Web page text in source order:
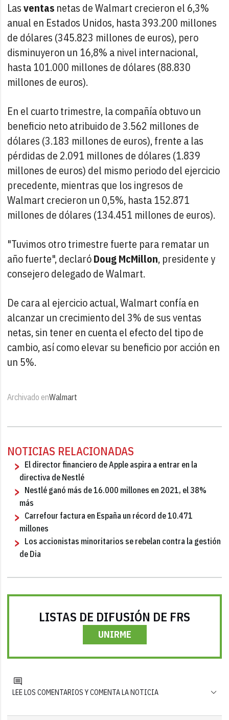
Lasventas netas de Walmart crecieron el 6,3%
anual en Estados Unidos, hasta 393.200 millones
de dólares (345.823 millones de euros), pero
disminuyeron un 16,8% a nivel internacional,
hasta 101.000 millones de dólares (88.830
millones de euros).
En el cuarto trimestre, la compañía obtuvo un
beneficio neto atribuido de 3.562 millones de
dólares (3.183 millones de euros), frente a las
pérdidas de 2.091 millones de dólares (1.839
millones de euros) del mismo periodo del ejercicio
precedente, mientras que los ingresos de
Walmart crecieron un 0,5%, hasta 152.871
millones de dólares (134.451 millones de euros).
"Tuvimos otro trimestre fuerte para rematar un
año fuerte", declaróDoug McMillon, presidente y
consejero delegado de Walmart.
De cara al ejercicio actual, Walmart confía en
alcanzar un crecimiento del 3% de sus ventas
netas, sin tener en cuenta el efecto del tipo de
cambio, así como elevar su beneficio por acción en
un 5%.
Archivado enWalmart
NOTICIAS RELACIONADAS
El director financiero de Apple aspira a entrar en la
directiva de Nestlé
Nestlé ganó más de 16.000 millones en 2021, el 38%
más
Carrefour factura en España un récord de 10.471
millones
Los accionistas minoritarios se rebelan contra la gestión
de Dia
LISTAS DE DIFUSIÓN DE FRS
UNIRME
LEE LOS COMENTARIOS Y COMENTA LA NOTICIA